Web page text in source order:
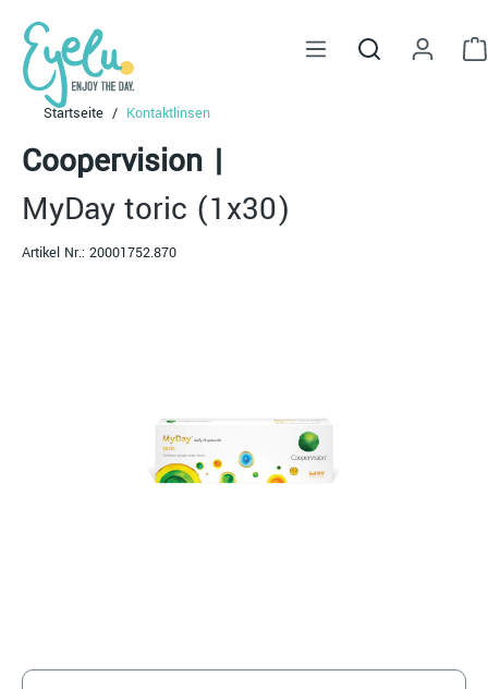
springen
Startseite Kontaktlinsen
Coopervision |
MyDay toric (1x30)
Artikel Nr.: 20001752.870